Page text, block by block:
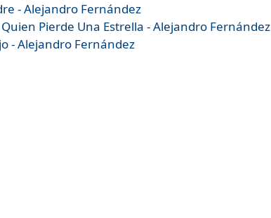
- Alejandro Fernández
Pierde Una Estrella - Alejandro Fernández
- Alejandro Fernández